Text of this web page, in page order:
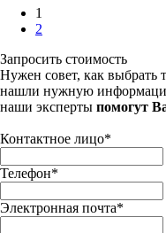
1
2
Запросить стоимость
Нужен совет, как выбрать
нашли нужную
наши эксперты помогут
Контактное лицо*
Телефон*
Электронная почта*